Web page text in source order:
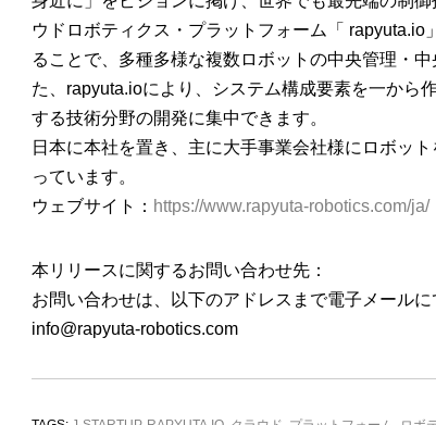
ウドロボティクス・プラットフォーム「
ることで、多種多様な複数ロボットの中央管理・
た、rapyuta.ioにより、システム構成要素を一から
する技術分野の開発に集中できます。
日本に本社を置き、主に大手事業会社様にロボッ
っています。
ウェブサイト： https://www.rapyuta-robotics.com/ja/
本リリースに関するお問い合わせ先：
お問い合わせは、以下のアドレスまで電子メールに
info@rapyuta-robotics.com